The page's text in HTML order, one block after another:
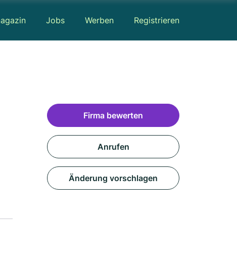
Jobs Werben Registrieren
Firma bewerten
Anrufen
Änderung vorschlagen